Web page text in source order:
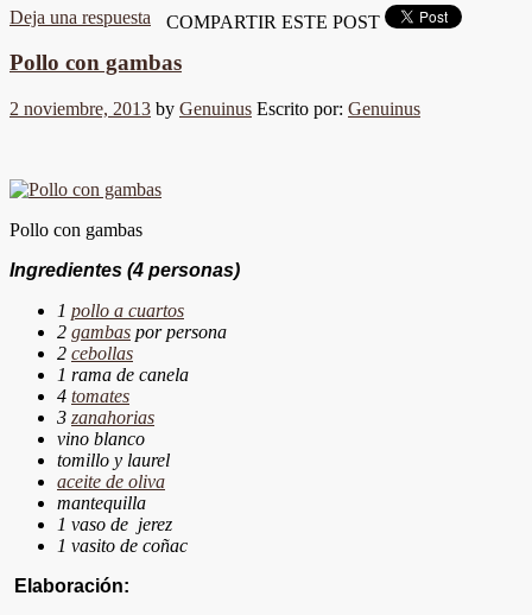
Deja una respuesta COMPARTIR ESTE POST
Pollo con gambas
2 noviembre, 2013 by Genuinus Escrito por: Genuinus
Pollo con gambas
Ingredientes (4 personas)
1 pollo a cuartos
2 gambas por persona
2 cebollas
1 rama de canela
4 tomates
3 zanahorias
vino blanco
tomillo y laurel
aceite de oliva
mantequilla
1 vaso de jerez
1 vasito de coñac
Elaboración: